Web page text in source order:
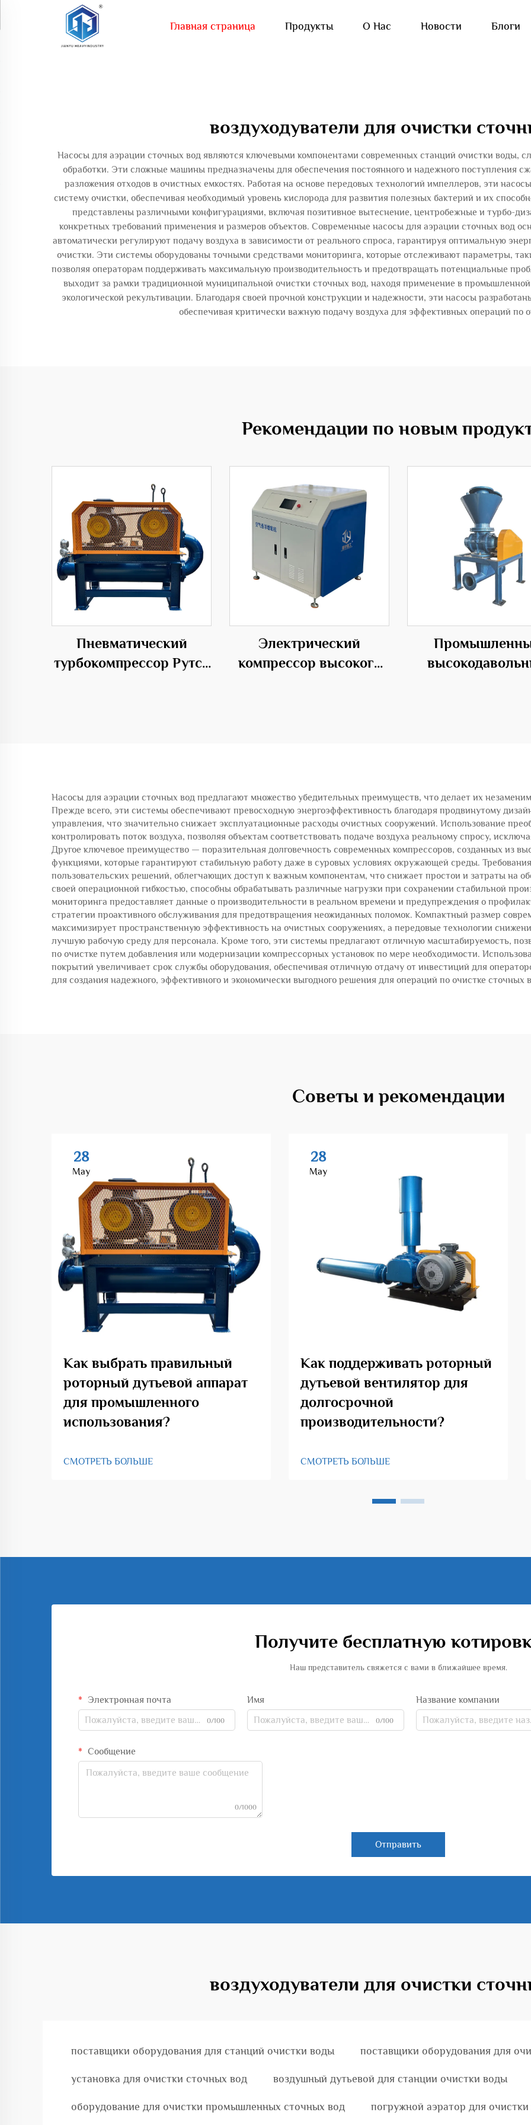
Главная страница Продукты О Нас Новости Блоги
воздуходуватели для очистки
Насосы для аэрации сточных вод являются ключевыми компонентами современных станций очистки воды,
обработки. Эти сложные машины предназначены для обеспечения постоянного и надежного поступления
разложения отходов в очистных емкостях. Работая на основе передовых технологий импеллеров, эти
систему очистки, обеспечивая необходимый уровень кислорода для развития полезных бактерий и их
представлены различными конфигурациями, включая позитивное вытеснение, центробежные и турбо-
конкретных требований применения и размеров объектов. Современные насосы для аэрации сточных вод
автоматически регулируют подачу воздуха в зависимости от реального спроса, гарантируя оптимальную
очистки. Эти системы оборудованы точными средствами мониторинга, которые отслеживают параметры,
позволяя операторам поддерживать максимальную производительность и предотвращать потенциальные
выходит за рамки традиционной муниципальной очистки сточных вод, находя применение в промышленной
экологической рекультивации. Благодаря своей прочной конструкции и надежности, эти насосы
обеспечивая критически важную подачу воздуха для эффективных операций по
Рекомендации по новым
Пневматический
турбокомпрессор Рутса
Электрический
компрессор высокого
Насосы для аэрации сточных вод предлагают множество убедительных преимуществ, что делает их
Прежде всего, эти системы обеспечивают превосходную энергоэффективность благодаря продвинутому
управления, что значительно снижает эксплуатационные расходы очистных сооружений. Использование
контролировать поток воздуха, позволяя объектам соответствовать подаче воздуха реальному спросу,
Другое ключевое преимущество — поразительная долговечность современных компрессоров, созданных из
функциями, которые гарантируют стабильную работу даже в суровых условиях окружающей среды.
пользовательских решений, облегчающих доступ к важным компонентам, что снижает простои и затраты на
своей операционной гибкостью, способны обрабатывать различные нагрузки при сохранении стабильной
мониторинга предоставляет данные о производительности в реальном времени и предупреждения о
стратегии проактивного обслуживания для предотвращения неожиданных поломок. Компактный размер
максимизирует пространственную эффективность на очистных сооружениях, а передовые технологии
лучшую рабочую среду для персонала. Кроме того, эти системы предлагают отличную масштабируемость,
по очистке путем добавления или модернизации компрессорных установок по мере необходимости.
покрытий увеличивает срок службы оборудования, обеспечивая отличную отдачу от инвестиций для
для создания надежного, эффективного и экономически выгодного решения для операций по очистке сточных
Советы и рекомендации
28
May
Как выбрать правильный
роторный дутьевой аппарат
для промышленного
использования?
СМОТРЕТЬ БОЛЬШЕ
28
May
Как поддерживать роторный
дутьевой вентилятор для
долгосрочной
производительности?
СМОТРЕТЬ БОЛЬШЕ
Получите бесплатную
Наш представитель свяжется с вами в ближайшее время.
Электронная почта
0/100
Имя
0/100
Название компании
Сообщение
0/1000
Отправить
воздуходуватели для очистки
поставщики оборудования для станций очистки воды поставщики оборудования для
установка для очистки сточных вод воздушный дутьевой для станции очистки воды
оборудование для очистки промышленных сточных вод погружной аэратор для